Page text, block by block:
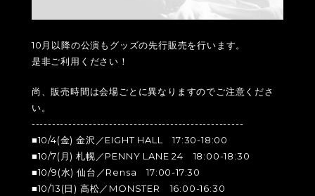
10月以降の公演もグッズの先行販売を行います。
是非ご利用ください！
尚、販売時間は会場ごとに異なりますのでご注意くださ
い。
----------------------------------------------------
■10/4(金) 金沢／EIGHT HALL 17:30-18:00
■10/7(月) 札幌／PENNY LANE 24 18:00-18:30
■10/9(水) 仙台／Rensa 17:00-17:30
■10/13(日) 高松／MONSTER 16:00-16:30